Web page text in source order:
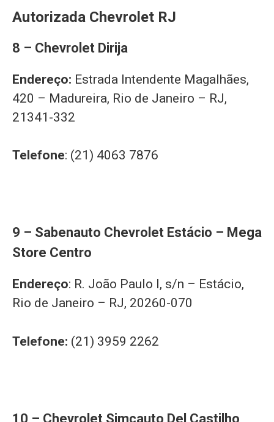
Autorizada Chevrolet RJ
8 – Chevrolet Dirija
Endereço: Estrada Intendente Magalhães,
420 – Madureira, Rio de Janeiro – RJ,
21341-332
Telefone: (21) 4063 7876
9 – Sabenauto Chevrolet Estácio – Mega
Store Centro
Endereço: R. João Paulo I, s/n – Estácio,
Rio de Janeiro – RJ, 20260-070
Telefone: (21) 3959 2262
10 – Chevrolet Simcauto Del Castilho